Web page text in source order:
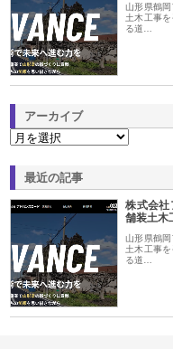
山形県鶴
土木工事
る道…
アーカイブ
最近の記事
株式会社
舗装土木
山形県鶴
土木工事
る道…